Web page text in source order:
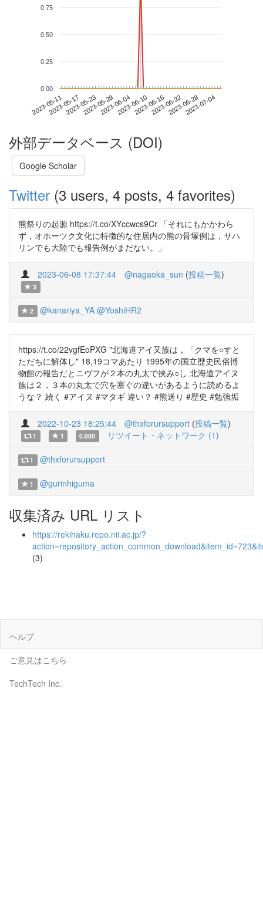
2023-05-112023-05-172023-05-232023-05-292023-06-042023-06-102023-06-162023-06-222023-06-282023-07-04
0.00
0.25
0.50
0.75
外部データベース (DOI)
Google Scholar
Twitter (3 users, 4 posts, 4 favorites)
熊祭りの起源 https://t.co/XYccwcs9Cr 「それにもかかわら
ず，オホーツク文化に特徴的な住居内の熊の骨塚例は，サハ
リンでも大陸でも報告例がまだない。」
2023-06-08 17:37:44 @nagaoka_sun (投稿一覧)
3
2 @kanariya_YA @YoshiHR2
https://t.co/22vgfEoPXG "北海道アイ又族は，「クマを○すと
ただちに解体し" 18,19コマあたり 1995年の国立歴史民俗博
物館の報告だとニヴフが２本の丸太で挟み○し 北海道アイヌ
族は２，３本の丸太で穴を塞ぐの違いがあるように読めるよ
うな？ 続く #アイヌ #マタギ 違い？ #熊送り #歴史 #勉強垢
2022-10-23 18:25:44 @thxforursupport (投稿一覧)
1 1 0.000 リツイート・ネットワーク (1)
1 @thxforursupport
1 @gurinhiguma
収集済み URL リスト
https://rekihaku.repo.nii.ac.jp/?
(3)
ヘルプ
ご意見はこちら
TechTech Inc.